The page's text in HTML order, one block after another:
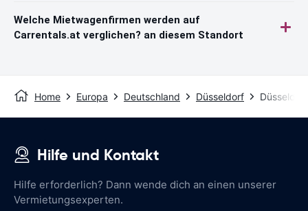
Welche Mietwagenfirmen werden auf
Carrentals.at verglichen? an diesem Standort
Home Europa Deutschland Düsseldorf
Hilfe und Kontakt
Hilfe erforderlich? Dann wende dich an einen unserer
Vermietungsexperten.